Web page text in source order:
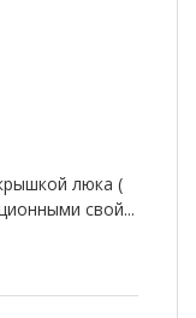
люка (
свой...